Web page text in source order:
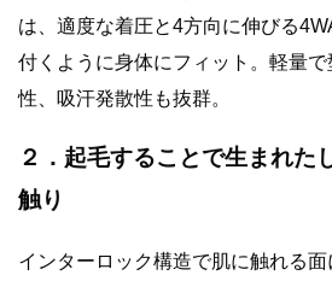
は、適度な着圧と4方向に伸びる
付くように身体にフィット。軽量
性、吸汗発散性も抜群。
２．起毛することで生まれた
触り
インターロック構造で肌に触れる